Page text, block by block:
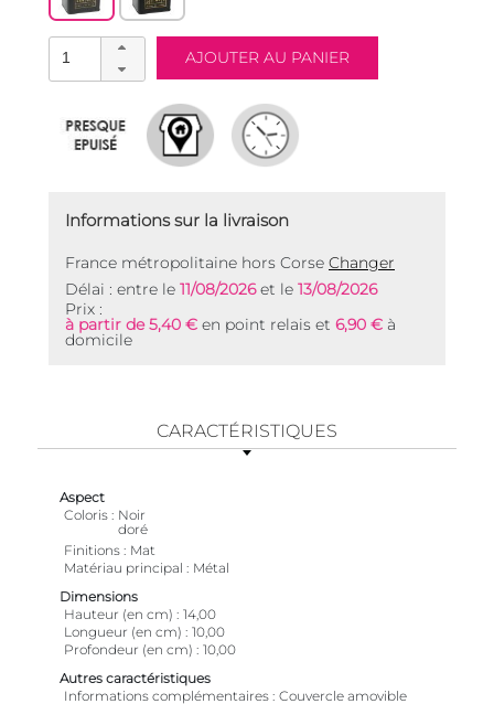
Informations sur la livraison
France métropolitaine hors Corse Changer
Délai : entre le 11/08/2026et le 13/08/2026
Prix :
à partir de 5,40 € en point relais et 6,90 € à
domicile
CARACTÉRISTIQUES
Aspect
Coloris
Noir
doré
Finitions
Mat
Matériau principal
Métal
Dimensions
Hauteur (en cm)
14,00
Longueur (en cm)
10,00
Profondeur (en cm)
10,00
Autres caractéristiques
Informations complémentaires Couvercle amovible